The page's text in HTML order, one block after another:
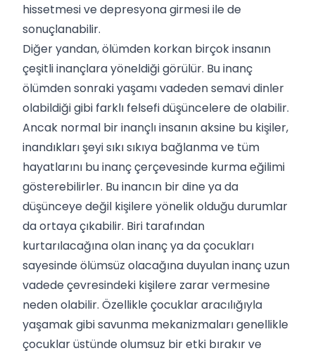
hissetmesi ve depresyona girmesi ile de
sonuçlanabilir.
Diğer yandan, ölümden korkan birçok insanın
çeşitli inançlara yöneldiği görülür. Bu inanç
ölümden sonraki yaşamı vadeden semavi dinler
olabildiği gibi farklı felsefi düşüncelere de olabilir.
Ancak normal bir inançlı insanın aksine bu kişiler,
inandıkları şeyi sıkı sıkıya bağlanma ve tüm
hayatlarını bu inanç çerçevesinde kurma eğilimi
gösterebilirler. Bu inancın bir dine ya da
düşünceye değil kişilere yönelik olduğu durumlar
da ortaya çıkabilir. Biri tarafından
kurtarılacağına olan inanç ya da çocukları
sayesinde ölümsüz olacağına duyulan inanç uzun
vadede çevresindeki kişilere zarar vermesine
neden olabilir. Özellikle çocuklar aracılığıyla
yaşamak gibi savunma mekanizmaları genellikle
çocuklar üstünde olumsuz bir etki bırakır ve